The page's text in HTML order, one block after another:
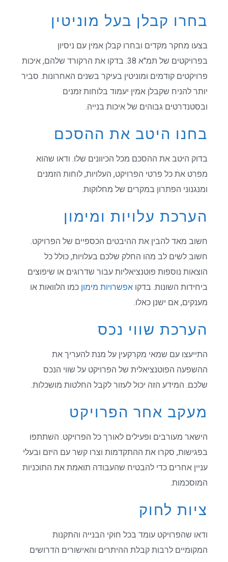
בחרו קבלן בעל מוניטין
בצעו מחקר מקדים ובחרו קבלן אמין עם ניסיון
בפרויקטים של תמ"א 38. בדקו את הרקורד שלהם, איכות
פרויקטים קודמים ומוניטין בעיקר בשנים האחרונות. סביר
יותר להניח שקבלן אמין יעמוד בלוחות זמנים
ובסטנדרטים גבוהים של איכות בנייה.
בחנו היטב את ההסכם
בדוק היטב את ההסכם מכל הכיוונים שלו. ודאו שהוא
מפרט את כל פרטי הפרויקט, העלויות, לוחות הזמנים
ומנגנוני הפתרון במקרים של מחלוקות.
הערכת עלויות ומימון
חשוב מאד להבין את ההיבטים הכספיים של הפרויקט.
חשוב לשים לב מהו החלק שלכם בעלויות, כולל כל
הוצאות נוספות פוטנציאליות עבור שדרוגים או שיפוצים
ביחידות השונות. בדקואפשרויות מימוןכמו הלוואות או
מענקים, אם ישנן כאלו.
הערכת שווי נכס
התייעצו עם שמאי מקרקעין על מנת להעריך את
ההשפעה הפוטנציאלית של הפרויקט על שווי הנכס
שלכם. המידע הזה יכול לעזור לקבל החלטות מושכלות.
מעקב אחר הפרויקט
הישאר מעורבים ופעילים לאורך כל הפרויקט. השתתפו
בפגישות, סקרו את ההתקדמות וצרו קשר עם היזם ובעלי
עניין אחרים כדי להבטיח שהעבודה תואמת את התוכניות
המוסכמות.
ציות לחוק
ודאו שהפרויקט עומד בכל חוקי הבנייה והתקנות
המקומיים לרבות קבלת ההיתרים והאישורים הדרושים